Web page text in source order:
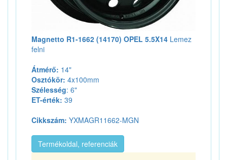
Magnetto R1-1662 (14170) OPEL 5.5X14 Lemez
felni
Átmérő: 14"
Osztókör: 4x100mm
Szélesség: 6"
ET-érték: 39
Cikkszám: YXMAGR11662-MGN
Termékoldal, referenciák